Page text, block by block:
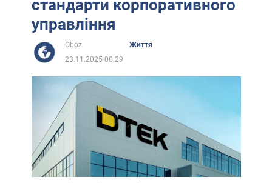
стандарти корпоративного
управління
Oboz
Життя
23.11.2025 00:29